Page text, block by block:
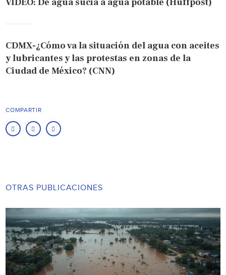
CDMX-¿Cómo va la situación del agua con aceites
y lubricantes y las protestas en zonas de la
Ciudad de México? (CNN)
COMPARTIR
OTRAS PUBLICACIONES